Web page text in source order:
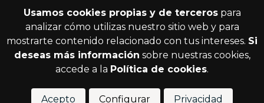
Política de cookies
Resolución de litigios en línea
reservados.
Usamos cookies propias y de tercerospara
analizar cómo utilizas nuestro sitio web y para
mostrarte contenido relacionado con tus intereses. Si
deseas más información sobre nuestras cookies,
accede a la Política de cookies.
Acepto Configurar Privacidad